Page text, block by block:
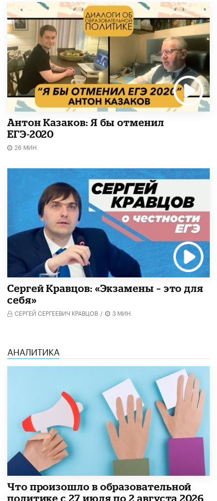
Антон Казаков: Я бы отменил
ЕГЭ-2020
26 МИН.
Сергей Кравцов: «Экзамены – это для
себя»
СЕРГЕЙ СЕРГЕЕВИЧ КРАВЦОВ / 3 МИН.
АНАЛИТИКА
​Что произошло в образовательной
политике с 27 июля по 2 августа 2026